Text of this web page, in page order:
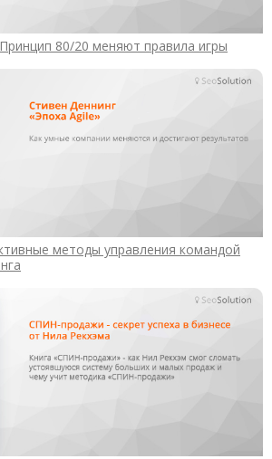
80/20 меняют правила игры
методы управления командой